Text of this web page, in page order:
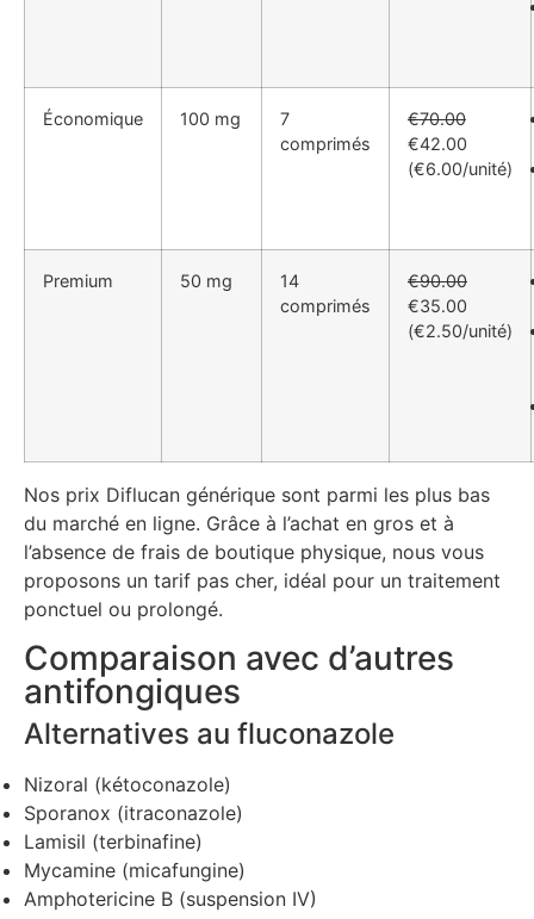
Économique 100 mg
7
comprimés
€70.00
€42.00
(€6.00/unité)
Premium 50 mg
14
comprimés
€90.00
€35.00
(€2.50/unité)
Nos prix Diflucan générique sont parmi les plus bas
du marché en ligne. Grâce à l’achat en gros et à
l’absence de frais de boutique physique, nous vous
proposons un tarif pas cher, idéal pour un traitement
ponctuel ou prolongé.
Comparaison avec d’autres
antifongiques
Alternatives au fluconazole
Nizoral (kétoconazole)
Sporanox (itraconazole)
Lamisil (terbinafine)
Mycamine (micafungine)
Amphotericine B (suspension IV)